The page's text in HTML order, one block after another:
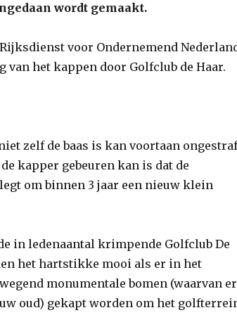
wordt gemaakt.
voor Ondernemend
van het kappen door Golfclub de Haar.
zelf de baas is kan voortaan
kapper gebeuren kan is dat de
om binnen 3 jaar een nieuw klein
in ledenaantal krimpende Golfclub De
het hartstikke mooi als er in het
monumentale bomen (waarvan er
oud) gekapt worden om het